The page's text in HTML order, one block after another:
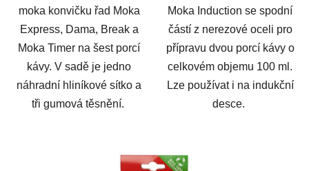
moka konvičku řad Moka
Express, Dama, Break a
Moka Timer na šest porcí
kávy. V sadě je jedno
náhradní hliníkové sítko a
tři gumová těsnění.
Moka Induction se spodní
částí z nerezové oceli pro
přípravu dvou porcí kávy o
celkovém objemu 100 ml.
Lze používat i na indukční
desce.